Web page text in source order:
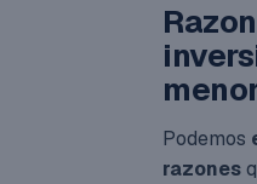
Podemos
razones